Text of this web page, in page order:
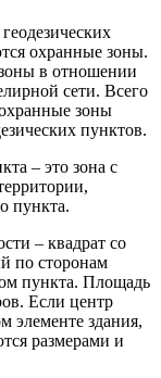
охранные зоны.
в отношении
сети. Всего
зоны
пунктов.
– это зона с
пункта.
– квадрат со
по сторонам
пункта. Площадь
Если центр
элементе здания,
размерами и